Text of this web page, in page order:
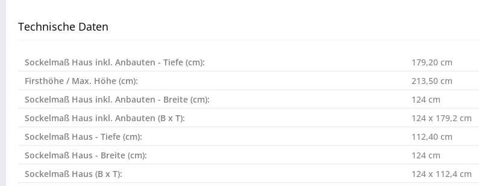
Technische Daten
Sockelmaß Haus inkl. Anbauten - Tiefe (cm):
179,20 cm
Firsthöhe / Max. Höhe (cm):
213,50 cm
Sockelmaß Haus inkl. Anbauten - Breite (cm):
124 cm
Sockelmaß Haus inkl. Anbauten (B x T):
124 x 179,2 cm
Sockelmaß Haus - Tiefe (cm):
112,40 cm
Sockelmaß Haus - Breite (cm):
124 cm
Sockelmaß Haus (B x T):
124 x 112,4 cm